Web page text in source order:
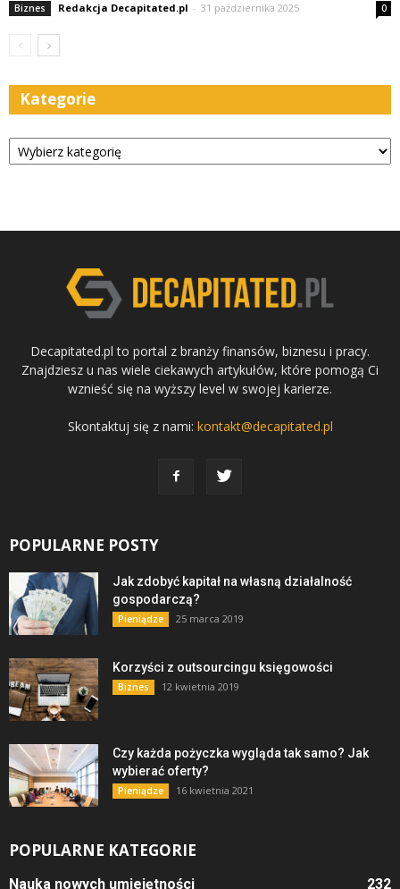
Biznes Redakcja Decapitated.pl - 31 października 2025 0
Kategorie
Kategorie
Decapitated.pl to portal z branży finansów, biznesu i pracy.
Znajdziesz u nas wiele ciekawych artykułów, które pomogą Ci
wznieść się na wyższy level w swojej karierze.
Skontaktuj się z nami: kontakt@decapitated.pl
POPULARNE POSTY
Jak zdobyć kapitał na własną działalność
gospodarczą?
Pieniądze 25 marca 2019
Korzyści z outsourcingu księgowości
Biznes 12 kwietnia 2019
Czy każda pożyczka wygląda tak samo? Jak
wybierać oferty?
Pieniądze 16 kwietnia 2021
POPULARNE KATEGORIE
Nauka nowych umiejętności 232